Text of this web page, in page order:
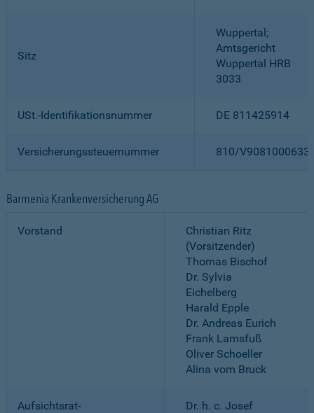
Sitz
Wuppertal;
Amtsgericht
Wuppertal HRB
3033
USt.-Identifikationsnummer DE 811425914
Versicherungssteuernummer 810/
Barmenia Krankenversicherung AG
Vorstand
Christian Ritz
(Vorsitzender)
Thomas Bischof
Dr. Sylvia
Eichelberg
Harald Epple
Dr. Andreas Eurich
Frank Lamsfuß
Oliver Schoeller
Alina vom Bruck
Aufsichtsrat-
Dr. h. c. Josef